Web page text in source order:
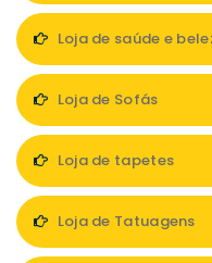
Loja de saúde e
Loja de Sofás
Loja de tapetes
Loja de Tatuagens